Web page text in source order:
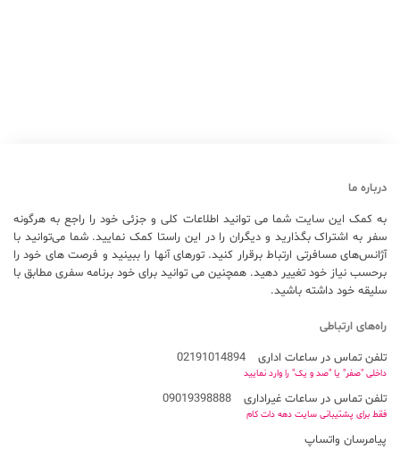
درباره ما
به کمک این سایت شما می توانید اطلاعات کلی و جزئی خود را راجع به هرگونه
سفر به اشتراک بگذارید و دیگران را در این راستا کمک نمایید. شما می‌توانید با
آژانس‌های مسافرتی ارتباط برقرار کنید. تورهای آنها را ببینید و فرصت های خود را
برحسب نیاز خود تغییر دهید. همچنین می توانید برای خود برنامه سفری مطابق با
سلیقه خود داشته باشید.
راه‌های ارتباطی
تلفن تماس در ساعات اداری
02191014894
داخلی "صفر" یا "صد و یک" را وارد نمایید
تلفن تماس در ساعات غیراداری 09019398888
فقط برای پشتیبانی سایت دهه دات کام
پیامرسان واتساپ